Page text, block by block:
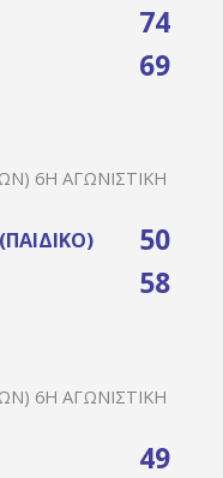
74
69
6Η ΑΓΩΝΙΣΤΙΚΉ
50
58
6Η ΑΓΩΝΙΣΤΙΚΉ
49